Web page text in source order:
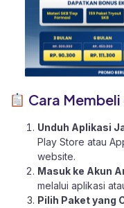
Cara
Unduh Aplikasi
Play Store atau
website.
Masuk ke Akun
melalui aplikasi
Pilih Paket yang